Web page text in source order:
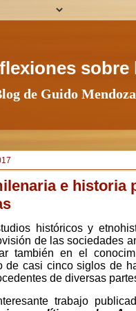
de Guido
e historia
históricos y
de las sociedades
también en el
de casi cinco siglos de
de diversas
trabajo